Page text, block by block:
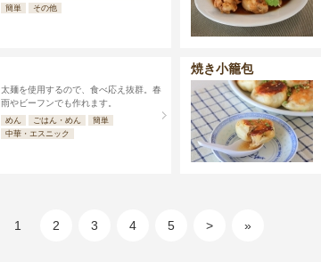
簡単
その他
太麺を使用するので、食べ応え抜群。春
雨やビーフンでも作れます。
めん ごはん・めん
簡単
中華・エスニック
焼き小籠包
1 2 3 4 5 > »